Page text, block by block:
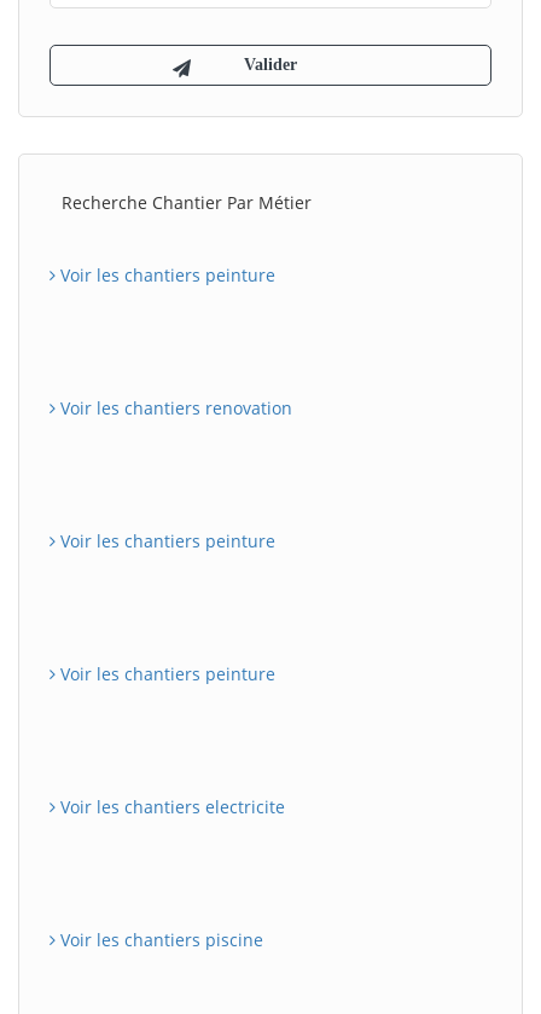
Recherche Chantier Par Métier
Voir les chantiers peinture
Voir les chantiers renovation
Voir les chantiers peinture
Voir les chantiers peinture
Voir les chantiers electricite
Voir les chantiers piscine